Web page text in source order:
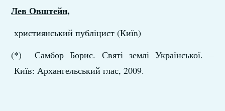
Лев Овштейн,
християнський публіцист (Київ)
(*) Самбор Борис. Святі землі Української. –
Київ: Архангельський глас, 2009.